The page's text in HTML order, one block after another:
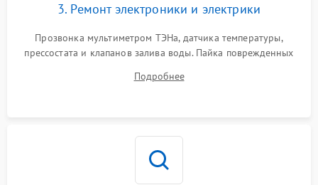
3. Ремонт электроники и электрики
Прозвонка мультиметром ТЭНа, датчика температуры,
прессостата и клапанов залива воды. Пайка поврежденных
Восстановление целостности проводки и контактов.
Подробнее